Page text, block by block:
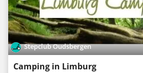
Stepclub Oudsbergen
Camping in Limburg